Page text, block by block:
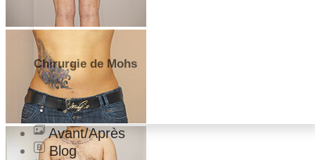
Chirurgie de Mohs
Avant/Après
Blog